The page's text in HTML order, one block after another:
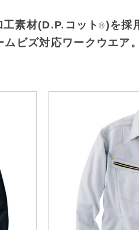
工素材(D.P.コット®)を採
ビズ対応ワークウエア。